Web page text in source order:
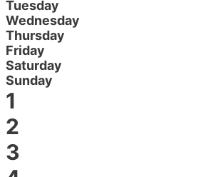
Tuesday
Wednesday
Thursday
Friday
Saturday
Sunday
1
2
3